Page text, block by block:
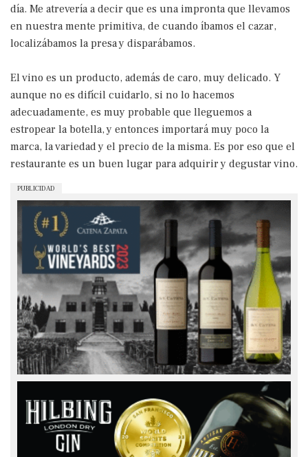
día. Me atrevería a decir que es una impronta que llevamos
en nuestra mente primitiva, de cuando íbamos el cazar,
localizábamos la presa y disparábamos.
El vino es un producto, además de caro, muy delicado. Y
aunque no es difícil cuidarlo, si no lo hacemos
adecuadamente, es muy probable que lleguemos a
estropear la botella, y entonces importará muy poco la
marca, la variedad y el precio de la misma. Es por eso que el
restaurante es un buen lugar para adquirir y degustar vino.
PUBLICIDAD